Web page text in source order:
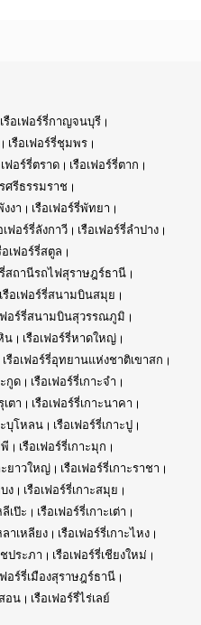
เรือเฟอร์รี่กาญจนบุรี
เรือเฟอร์รี่ชุมพร
เฟอร์รี่ตราด
เรือเฟอร์รี่ตาก
ศรีธรรมราช
งงา
เรือเฟอร์รี่พัทยา
เฟอร์รี่ลังกาวี
เรือเฟอร์รี่ลำปาง
อเฟอร์รี่สตูล
รี่สถานีรถไฟสุราษฎร์ธานี
เรือเฟอร์รี่สนามบินสมุย
ฟอร์รี่สนามบินสุวรรณภูมิ
น
เรือเฟอร์รี่หาดใหญ่
เรือเฟอร์รี่อุทยานแห่งชาติเขาสก
ะกูด
เรือเฟอร์รี่เกาะจำ
เตา
เรือเฟอร์รี่เกาะนาคา
ะบุโหลน
เรือเฟอร์รี่เกาะปู
เรือเฟอร์รี่เกาะมุก
ะยาวใหญ่
เรือเฟอร์รี่เกาะราชา
ง
เรือเฟอร์รี่เกาะสมุย
เป๊ะ
เรือเฟอร์รี่เกาะเต่า
ลาเหลียง
เรือเฟอร์รี่เกาะไหง
ประภา
เรือเฟอร์รี่เชียงใหม่
ฟอร์รี่เมืองสุราษฎร์ธานี
อน เรือเฟอร์รี่ไร่เลย์